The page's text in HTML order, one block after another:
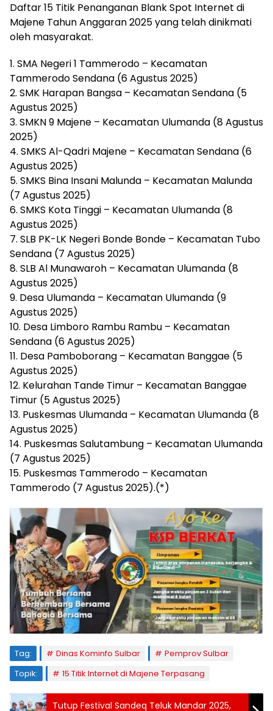
Daftar 15 Titik Penanganan Blank Spot Internet di
Majene Tahun Anggaran 2025 yang telah dinikmati
oleh masyarakat.
1. SMA Negeri 1 Tammerodo – Kecamatan
Tammerodo Sendana (6 Agustus 2025)
2. SMK Harapan Bangsa – Kecamatan Sendana (5
Agustus 2025)
3. SMKN 9 Majene – Kecamatan Ulumanda (8 Agustus
2025)
4. SMKS Al-Qadri Majene – Kecamatan Sendana (6
Agustus 2025)
5. SMKS Bina Insani Malunda – Kecamatan Malunda
(7 Agustus 2025)
6. SMKS Kota Tinggi – Kecamatan Ulumanda (8
Agustus 2025)
7. SLB PK-LK Negeri Bonde Bonde – Kecamatan Tubo
Sendana (7 Agustus 2025)
8. SLB Al Munawaroh – Kecamatan Ulumanda (8
Agustus 2025)
9. Desa Ulumanda – Kecamatan Ulumanda (9
Agustus 2025)
10. Desa Limboro Rambu Rambu – Kecamatan
Sendana (6 Agustus 2025)
11. Desa Pamboborang – Kecamatan Banggae (5
Agustus 2025)
12. Kelurahan Tande Timur – Kecamatan Banggae
Timur (5 Agustus 2025)
13. Puskesmas Ulumanda – Kecamatan Ulumanda (8
Agustus 2025)
14. Puskesmas Salutambung – Kecamatan Ulumanda
(7 Agustus 2025)
15. Puskesmas Tammerodo – Kecamatan
Tammerodo (7 Agustus 2025).(*)
Tag: Dinas Kominfo Sulbar
Pemprov Sulbar
Topik:
15 Titik Internet di Majene Terpasang
Tutup Festival Sandeq Teluk Mandar 2025,